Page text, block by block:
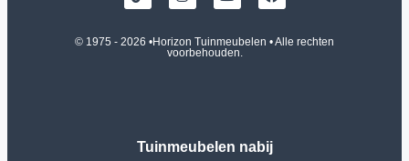
© 1975 - 2026 •Horizon Tuinmeubelen • Alle rechten
voorbehouden.
Tuinmeubelen nabij